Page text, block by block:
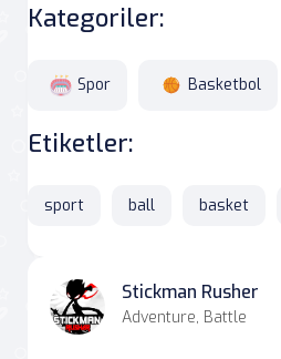
Kategoriler:
Spor Basketbol
Etiketler:
sport ball basket
Stickman Rusher
Adventure, Battle